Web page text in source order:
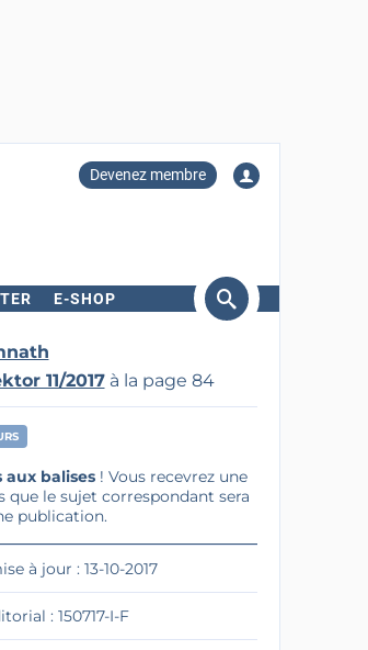
Devenez membre
E-SHOP
11/2017à la page 84
aux balises! Vous recevrez une
que le sujet correspondant sera
publication.
à jour : 13-10-2017
: 150717-I-F